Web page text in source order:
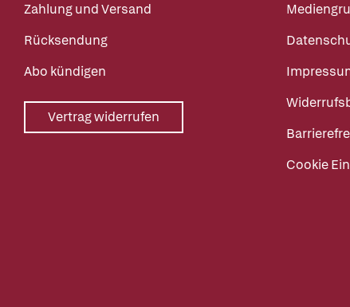
Zahlung und Versand
Rücksendung
Abo kündigen
Vertrag widerrufen
Cookie